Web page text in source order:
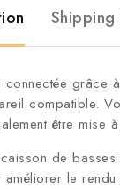
Shipping
grâce
compatible.
être
de
le rendu